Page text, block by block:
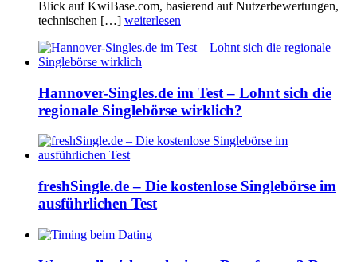
Blick auf KwiBase.com, basierend auf Nutzerbewertungen,
technischen […] weiterlesen
Hannover-Singles.de im Test – Lohnt sich die
regionale Singlebörse wirklich?
freshSingle.de – Die kostenlose Singlebörse im
ausführlichen Test